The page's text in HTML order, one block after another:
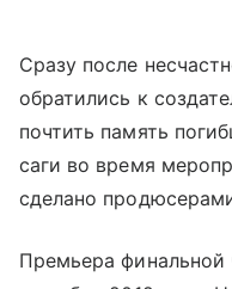
Сразу после
обратились к
почтить память
саги во время
сделано
Премьера финальной